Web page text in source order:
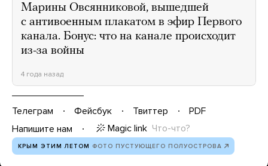
Марины Овсянниковой, вышедшей
с антивоенным плакатом в эфир Первого
канала. Бонус: что на канале происходит
из-за войны
4 года назад
Телеграм Фейсбук Твиттер
PDF
Напишите нам
Magic link Что-что?
КРЫМ ЭТИМ ЛЕТОМ ФОТО ПУСТУЮЩЕГО ПОЛУОСТРОВА